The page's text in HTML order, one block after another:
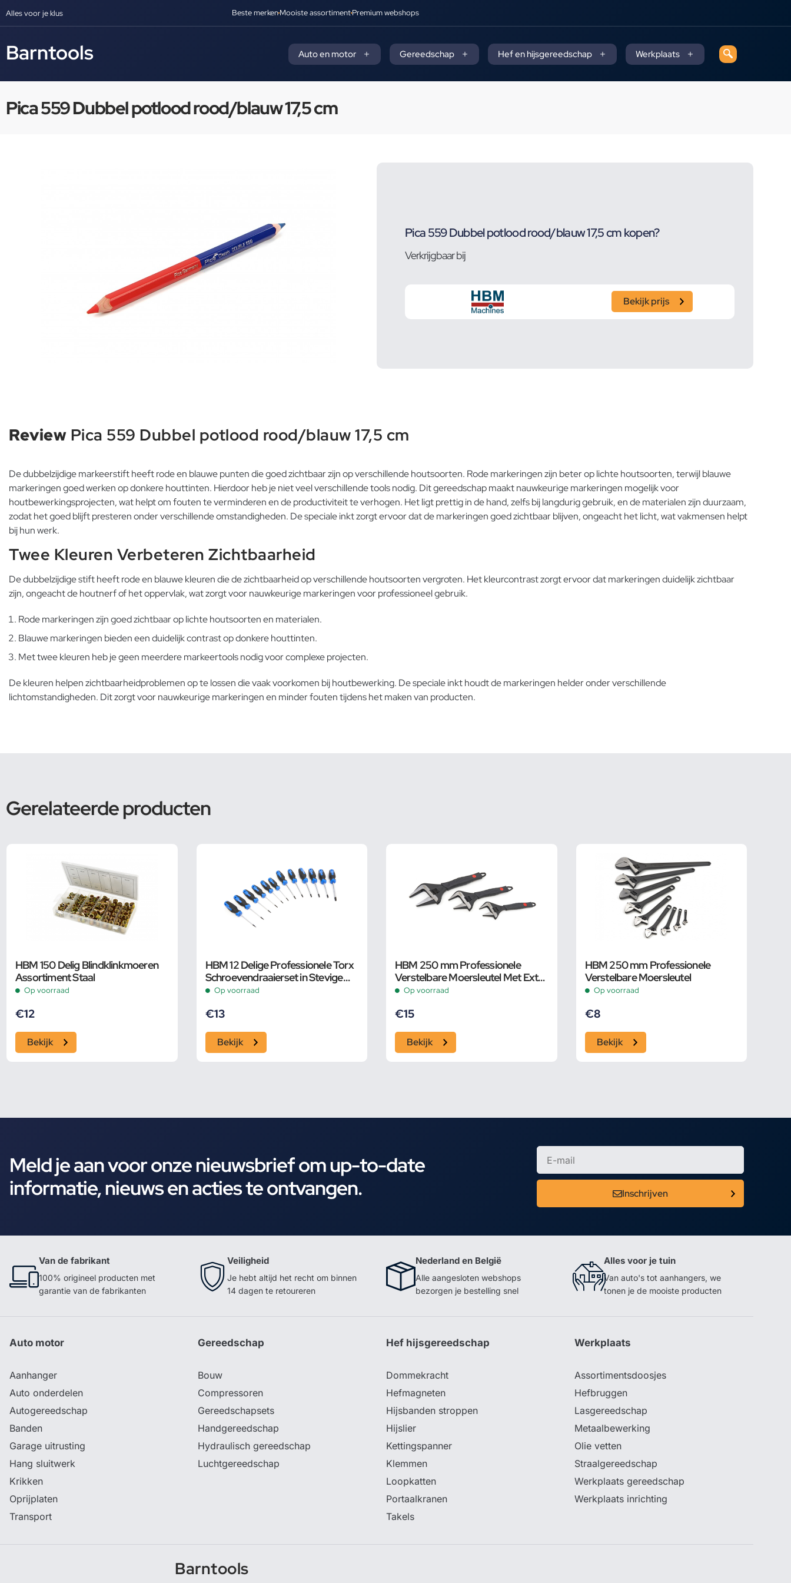
Alles voor je klus Beste merkenMooiste assortimentPremium webshops
Barntools Auto en motor Gereedschap Hef en hijsgereedschap Werkplaats
Pica 559 Dubbel potlood rood/blauw 17,5 cm
Pica 559 Dubbel potlood rood/blauw 17,5 cm kopen?
Verkrijgbaar bij
Bekijk prijs
Review Pica 559 Dubbel potlood rood/blauw 17,5 cm
De dubbelzijdige markeerstift heeft rode en blauwe punten die goed zichtbaar zijn op verschillende houtsoorten. Rode markeringen zijn beter op lichte houtsoorten, terwijl blauwe
markeringen goed werken op donkere houttinten. Hierdoor heb je niet veel verschillende tools nodig. Dit gereedschap maakt nauwkeurige markeringen mogelijk voor
houtbewerkingsprojecten, wat helpt om fouten te verminderen en de productiviteit te verhogen. Het ligt prettig in de hand, zelfs bij langdurig gebruik, en de materialen zijn duurzaam,
zodat het goed blijft presteren onder verschillende omstandigheden. De speciale inkt zorgt ervoor dat de markeringen goed zichtbaar blijven, ongeacht het licht, wat vakmensen helpt
bij hun werk.
Twee Kleuren Verbeteren Zichtbaarheid
De dubbelzijdige stift heeft rode en blauwe kleuren die de zichtbaarheid op verschillende houtsoorten vergroten. Het kleurcontrast zorgt ervoor dat markeringen duidelijk zichtbaar
zijn, ongeacht de houtnerf of het oppervlak, wat zorgt voor nauwkeurige markeringen voor professioneel gebruik.
Rode markeringen zijn goed zichtbaar op lichte houtsoorten en materialen.
Blauwe markeringen bieden een duidelijk contrast op donkere houttinten.
Met twee kleuren heb je geen meerdere markeertools nodig voor complexe projecten.
De kleuren helpen zichtbaarheidproblemen op te lossen die vaak voorkomen bij houtbewerking. De speciale inkt houdt de markeringen helder onder verschillende
lichtomstandigheden. Dit zorgt voor nauwkeurige markeringen en minder fouten tijdens het maken van producten.
Gerelateerde producten
HBM 150 Delig Blindklinkmoeren
Assortiment Staal
Op voorraad
€12
Bekijk
HBM 12 Delige Professionele Torx
Schroevendraaierset in Stevige
Opbergetui
Op voorraad
€13
Bekijk
HBM 250 mm Professionele
Verstelbare Moersleutel Met Extra
Groot Bereik en Extra Smalle Bek
Op voorraad
€15
Bekijk
HBM 250 mm Professionele
Verstelbare Moersleutel
Op voorraad
€8
Bekijk
Meld je aan voor onze nieuwsbrief om up-to-date
informatie, nieuws en acties te ontvangen.
Inschrijven
Van de fabrikant
100% origineel producten met
garantie van de fabrikanten
Veiligheid
Je hebt altijd het recht om binnen
14 dagen te retoureren
Nederland en België
Alle aangesloten webshops
bezorgen je bestelling snel
Alles voor je tuin
Van auto's tot aanhangers, we
tonen je de mooiste producten
Auto motor
Aanhanger
Auto onderdelen
Autogereedschap
Banden
Garage uitrusting
Hang sluitwerk
Krikken
Oprijplaten
Transport
Gereedschap
Bouw
Compressoren
Gereedschapsets
Handgereedschap
Hydraulisch gereedschap
Luchtgereedschap
Hef hijsgereedschap
Dommekracht
Hefmagneten
Hijsbanden stroppen
Hijslier
Kettingspanner
Klemmen
Loopkatten
Portaalkranen
Takels
Werkplaats
Assortimentsdoosjes
Hefbruggen
Lasgereedschap
Metaalbewerking
Olie vetten
Straalgereedschap
Werkplaats gereedschap
Werkplaats inrichting
Barntools